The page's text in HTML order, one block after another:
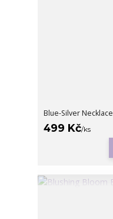
Blue-Silver Necklace
499 Kč/ks